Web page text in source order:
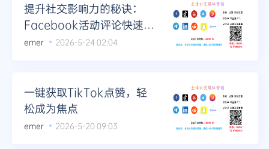
提升社交影响力的秘诀：
Facebook活动评论快速增
长策略
emer 2026-5-24 02:04
一键获取TikTok点赞，轻
松成为焦点
emer 2026-5-20 09:03